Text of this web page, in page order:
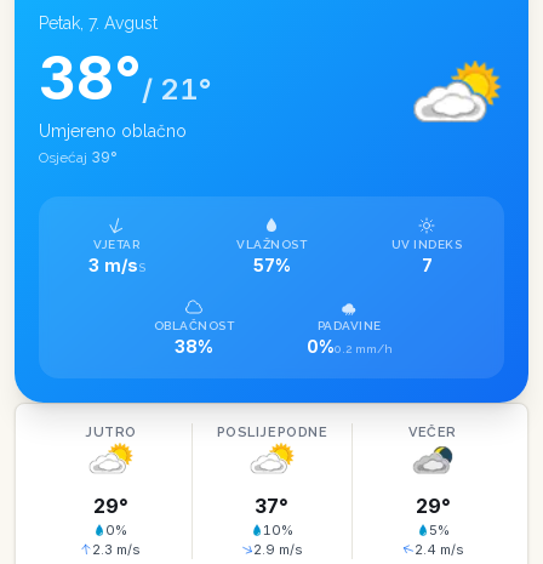
Petak, 7. Avgust
38°/ 21°
Umjereno oblačno
Osjećaj 39°
VJETAR
3 m/sS
VLAŽNOST
57%
UV INDEKS
7
OBLAČNOST
38%
PADAVINE
0%0.2 mm/h
JUTRO
29°
0%
2.3 m/s
POSLIJEPODNE
37°
10%
2.9 m/s
VEČER
29°
5%
2.4 m/s